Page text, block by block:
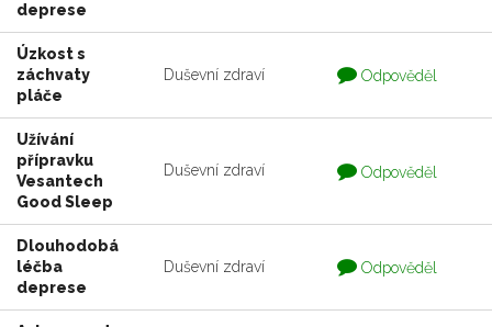
deprese
Úzkost s
záchvaty
pláče
Duševní zdraví
Otázka
je
Odpověděl
Užívání
přípravku
Vesantech
Good Sleep
Duševní zdraví
Otázka
je
Odpověděl
Dlouhodobá
léčba
deprese
Duševní zdraví
Otázka
je
Odpověděl